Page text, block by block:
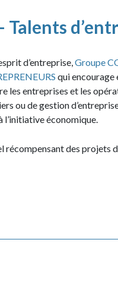
Talents
d’entreprise, Groupe
qui encourage
les entreprises et les
ou de gestion
économique.
récompensant des projets